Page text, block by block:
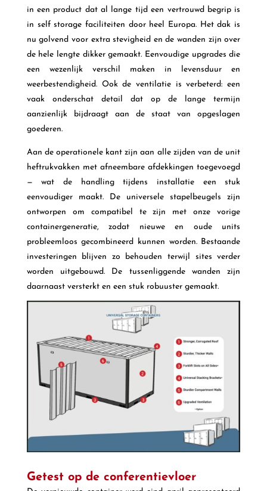
in een product dat al lange tijd een vertrouwd begrip is
in self storage faciliteiten door heel Europa. Het dak is
nu golvend voor extra stevigheid en de wanden zijn over
de hele lengte dikker gemaakt. Eenvoudige upgrades die
een wezenlijk verschil maken in levensduur en
weerbestendigheid. Ook de ventilatie is verbeterd: een
vaak onderschat detail dat op de lange termijn
aanzienlijk bijdraagt aan de staat van opgeslagen
goederen.
Aan de operationele kant zijn aan alle zijden van de unit
heftrukvakken met afneembare afdekkingen toegevoegd
— wat de handling tijdens installatie een stuk
eenvoudiger maakt. De universele stapelbeugels zijn
ontworpen om compatibel te zijn met onze vorige
containergeneratie, zodat nieuwe en oude units
probleemloos gecombineerd kunnen worden. Bestaande
investeringen blijven zo behouden terwijl sites verder
worden uitgebouwd. De tussenliggende wanden zijn
daarnaast versterkt en een stuk robuuster gemaakt.
Getest op de conferentievloer